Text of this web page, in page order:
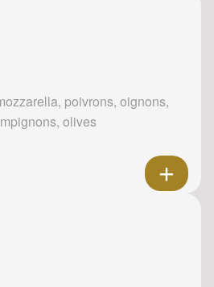
poivrons, oignons,
olives